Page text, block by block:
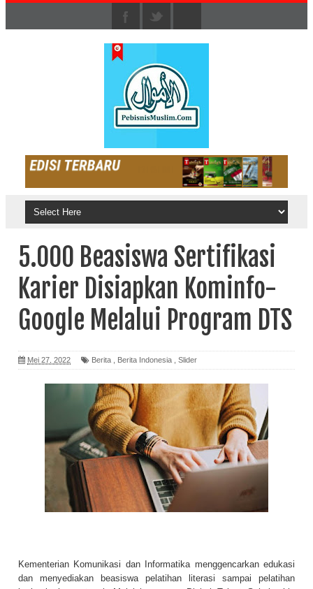
5.000 Beasiswa Sertifikasi
Karier Disiapkan Kominfo-
Google Melalui Program DTS
Mei 27, 2022 Berita Berita Indonesia Slider
Kementerian Komunikasi dan Informatika menggencarkan edukasi
dan menyediakan beasiswa pelatihan literasi sampai pelatihan